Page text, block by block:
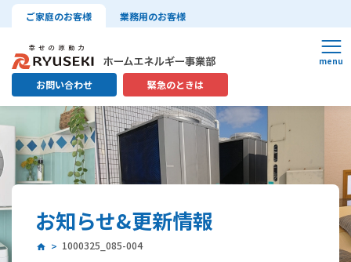
ご家庭のお客様 業務用のお客様
お問い合わせ 緊急のときは
お知らせ&更新情報
1000325_085-004